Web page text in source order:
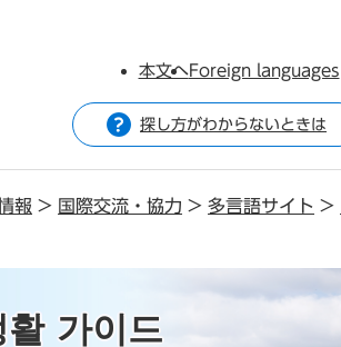
本文へForeign languages
探し方がわからないときは
報 > 国際交流・協力 > 多言語サイト >
가이드